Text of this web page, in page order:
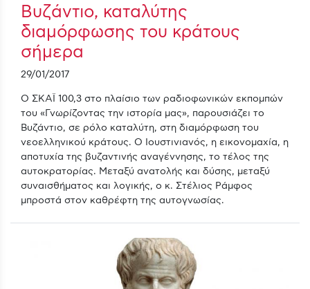
Βυζάντιο, καταλύτης
διαμόρφωσης του κράτους
σήμερα
29/01/2017
Ο ΣΚΑΪ 100,3 στο πλαίσιο των ραδιοφωνικών εκπομπών
του «Γνωρίζοντας την ιστορία μας», παρουσιάζει το
Βυζάντιο, σε ρόλο καταλύτη, στη διαμόρφωση του
νεοελληνικού κράτους. Ο Ιουστινιανός, η εικονομαχία, η
αποτυχία της βυζαντινής αναγέννησης, το τέλος της
αυτοκρατορίας. Μεταξύ ανατολής και δύσης, μεταξύ
συναισθήματος και λογικής, ο κ. Στέλιος Ράμφος
μπροστά στον καθρέφτη της αυτογνωσίας.